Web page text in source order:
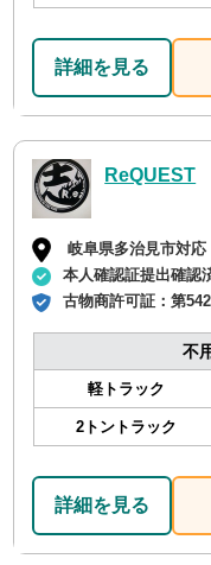
詳細を見る
ReQUEST
岐阜県多治見市対応
本人確認証提出確認
古物商許可証：第
不
軽トラック
2トントラック
詳細を見る